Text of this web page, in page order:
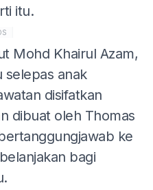
itu.
Mohd Khairul Azam,
selepas anak
disifatkan
dibuat oleh Thomas
ke
bagi